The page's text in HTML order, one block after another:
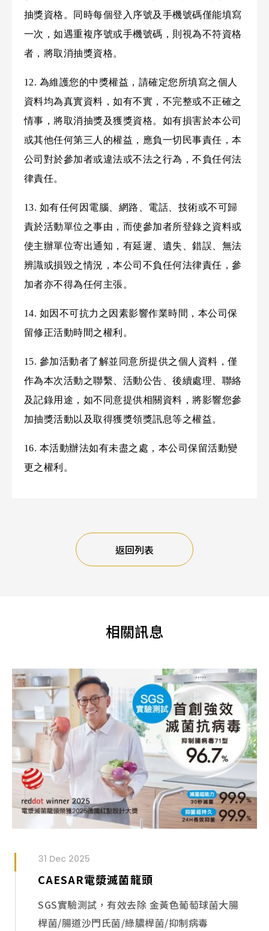
抽獎資格。同時每個登入序號及手機號碼僅能填寫
一次，如遇重複序號或手機號碼，則視為不符資格
者，將取消抽獎資格。
12. 為維護您的中獎權益，請確定您所填寫之個人
資料均為真實資料，如有不實，不完整或不正確之
情事，將取消抽獎及獲獎資格。如有損害於本公司
或其他任何第三人的權益，應負一切民事責任，本
公司對於參加者或違法或不法之行為，不負任何法
律責任。
13. 如有任何因電腦、網路、電話、技術或不可歸
責於活動單位之事由，而使參加者所登錄之資料或
使主辦單位寄出通知，有延遲、遺失、錯誤、無法
辨識或損毀之情況，本公司不負任何法律責任，參
加者亦不得為任何主張。
14. 如因不可抗力之因素影響作業時間，本公司保
留修正活動時間之權利。
15. 參加活動者了解並同意所提供之個人資料，僅
作為本次活動之聯繫、活動公告、後續處理、聯絡
及記錄用途，如不同意提供相關資料，將影響您參
加抽獎活動以及取得獲獎領獎訊息等之權益。
16. 本活動辦法如有未盡之處，本公司保留活動變
更之權利。
返回列表
相關訊息
31 Dec 2025
CAESAR電漿滅菌龍頭
SGS實驗測試，有效去除 金黃色葡萄球菌大腸
桿菌/腸道沙門氏菌/綠膿桿菌/抑制病毒